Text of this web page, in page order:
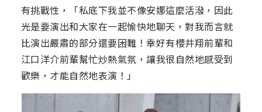
有挑戰性，「私底下我並不像安娜這麼活潑，因此
光是要演出和大家在一起愉快地聊天，對我而言就
比演出嚴肅的部分還要困難！幸好有櫻井翔前輩和
江口洋介前輩幫忙炒熱氣氛，讓我很自然地感受到
歡樂，才能自然地表演！」